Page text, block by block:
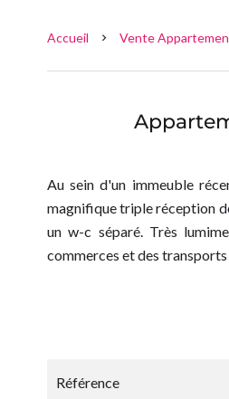
Accueil Vente
Au sein d'un immeuble
magnifique triple réception
un w-c séparé. Très
commerces et des transports
Référence